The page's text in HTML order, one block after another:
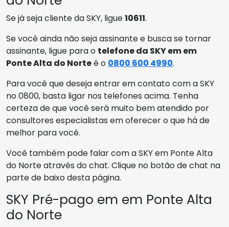
Se já seja cliente da SKY, ligue10611.
Se você ainda não seja assinante e busca se tornar
assinante, ligue para o telefone da SKY em em
Ponte Alta do Norteé o 0800 600 4990.
Para você que deseja entrar em contato com a SKY
no 0800, basta ligar nos telefones acima. Tenha
certeza de que você será muito bem atendido por
consultores especialistas em oferecer o que há de
melhor para você.
Você também pode falar com a SKY em Ponte Alta
do Norte através do chat. Clique no botão de chat na
parte de baixo desta página.
SKY Pré-pago em em Ponte Alta
do Norte